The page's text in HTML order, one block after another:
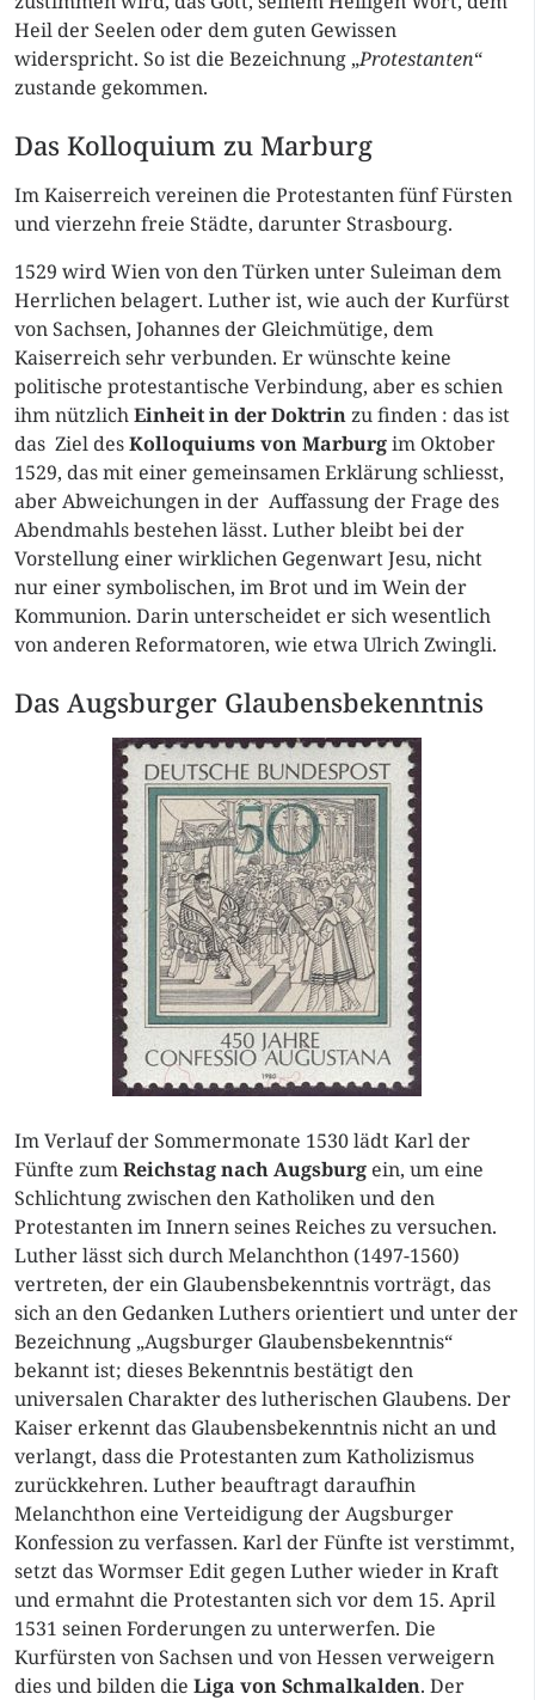
Heil der Seelen oder dem guten Gewissen
widerspricht. So ist die Bezeichnung „Protestanten“
zustande gekommen.
Das Kolloquium zu Marburg
Im Kaiserreich vereinen die Protestanten fünf Fürsten
und vierzehn freie Städte, darunter Strasbourg.
1529 wird Wien von den Türken unter Suleiman dem
Herrlichen belagert. Luther ist, wie auch der Kurfürst
von Sachsen, Johannes der Gleichmütige, dem
Kaiserreich sehr verbunden. Er wünschte keine
politische protestantische Verbindung, aber es schien
ihm nützlichEinheit in der Doktrinzu finden : das ist
das Ziel desKolloquiums von Marburgim Oktober
1529, das mit einer gemeinsamen Erklärung schliesst,
aber Abweichungen in der Auffassung der Frage des
Abendmahls bestehen lässt. Luther bleibt bei der
Vorstellung einer wirklichen Gegenwart Jesu, nicht
nur einer symbolischen, im Brot und im Wein der
Kommunion. Darin unterscheidet er sich wesentlich
von anderen Reformatoren, wie etwa Ulrich Zwingli.
Das Augsburger Glaubensbekenntnis
Im Verlauf der Sommermonate 1530 lädt Karl der
Fünfte zumReichstag nach Augsburg ein, um eine
Schlichtung zwischen den Katholiken und den
Protestanten im Innern seines Reiches zu versuchen.
Luther lässt sich durch Melanchthon (1497-1560)
vertreten, der ein Glaubensbekenntnis vorträgt, das
sich an den Gedanken Luthers orientiert und unter der
Bezeichnung „Augsburger Glaubensbekenntnis“
bekannt ist; dieses Bekenntnis bestätigt den
universalen Charakter des lutherischen Glaubens. Der
Kaiser erkennt das Glaubensbekenntnis nicht an und
verlangt, dass die Protestanten zum Katholizismus
zurückkehren. Luther beauftragt daraufhin
Melanchthon eine Verteidigung der Augsburger
Konfession zu verfassen. Karl der Fünfte ist verstimmt,
setzt das Wormser Edit gegen Luther wieder in Kraft
und ermahnt die Protestanten sich vor dem 15. April
1531 seinen Forderungen zu unterwerfen. Die
Kurfürsten von Sachsen und von Hessen verweigern
dies und bilden die Liga von Schmalkalden. Der